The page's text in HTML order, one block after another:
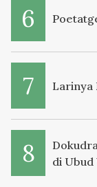
Larinya
di Ubud